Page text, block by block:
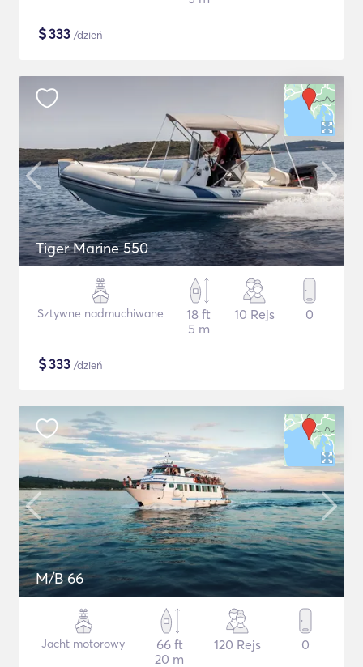
$333 /dzień
Tiger Marine 550
Sztywne nadmuchiwane
18 ft
5 m
10 Rejs 0
$333 /dzień
M/B 66
Jacht motorowy
66 ft
20 m
120 Rejs 0